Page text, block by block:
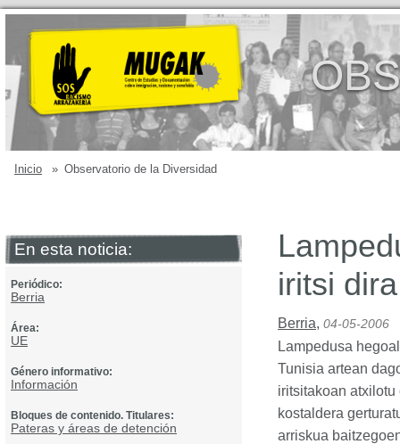
Inicio » Observatorio de la Diversidad
En esta noticia:
Periódico:
Berria
Área:
UE
Género informativo:
Información
Bloques de contenido. Titulares:
Pateras y áreas de detención
iritsi dira
Berria, 04-05-2006
Lampedusa
Tunisia artean
iritsitakoan
kostaldera
arriskua